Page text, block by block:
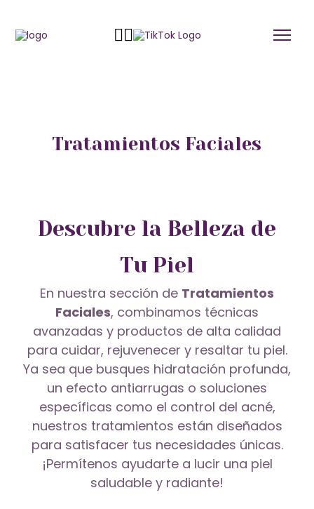
Tratamientos Faciales
Descubre la Belleza de
Tu Piel
En nuestra sección de Tratamientos
Faciales, combinamos técnicas
avanzadas y productos de alta calidad
para cuidar, rejuvenecer y resaltar tu piel.
Ya sea que busques hidratación profunda,
un efecto antiarrugas o soluciones
específicas como el control del acné,
nuestros tratamientos están diseñados
para satisfacer tus necesidades únicas.
¡Permítenos ayudarte a lucir una piel
saludable y radiante!